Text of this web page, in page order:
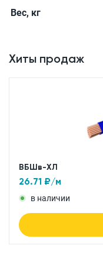
Вес, кг
Хиты продаж
ВБШв-ХЛ
26.71 ₽/м
в наличии